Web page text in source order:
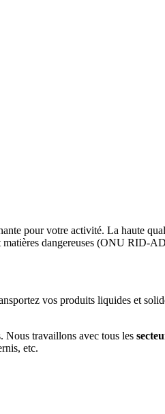
pour votre activité. La haute
dangereuses (ONU RID-
vos produits liquides et
Nous travaillons avec tous les
etc.